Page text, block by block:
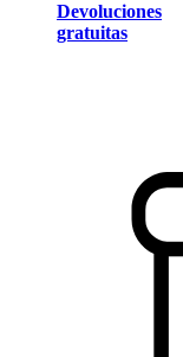
Devoluciones
gratuitas